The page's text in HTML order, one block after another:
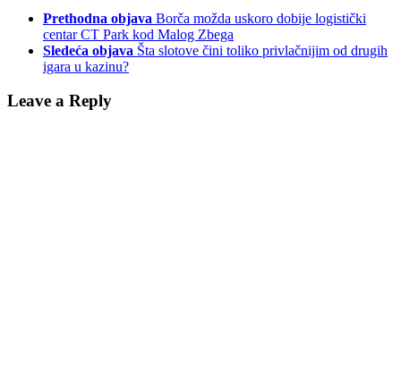
Prethodna objava Borča možda uskoro dobije logistički
centar CT Park kod Malog Zbega
Sledeća objava Šta slotove čini toliko privlačnijim od drugih
igara u kazinu?
Leave a Reply